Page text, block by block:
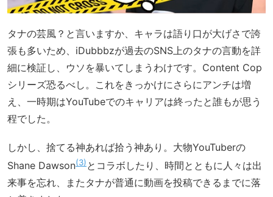
タナの芸風？と言いますか、キャラは語り口が大げさで誇
張も多いため、iDubbbzが過去のSNS上のタナの言動を詳
細に検証し、ウソを暴いてしまうわけです。Content Cop
シリーズ恐るべし。これをきっかけにさらにアンチは増
え、一時期はYouTubeでのキャリアは終ったと誰もが思う
程でした。
しかし、捨てる神あれば拾う神あり。大物YouTuberの
Shane Dawson 3 とコラボしたり、時間とともに人々は出
来事を忘れ、またタナが普通に動画を投稿できるまでに落